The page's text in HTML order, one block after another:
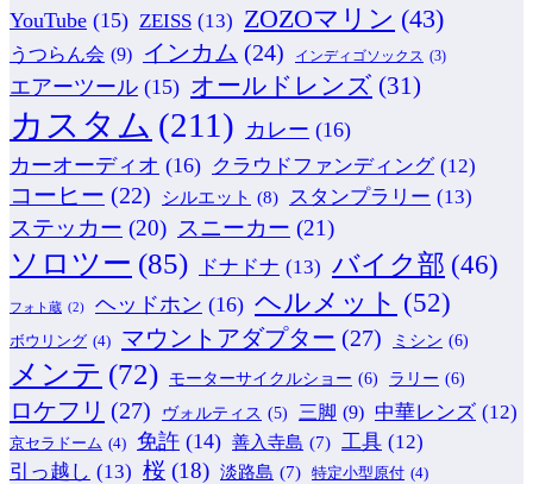
YouTube (15) ZEISS (13) ZOZOマリン (43)
うつらん会 (9) インカム (24) インディゴソックス (3)
エアーツール (15) オールドレンズ (31)
カスタム (211) カレー (16)
カーオーディオ (16) クラウドファンディング (12)
コーヒー (22) シルエット (8) スタンプラリー (13)
ステッカー (20) スニーカー (21)
ソロツー (85) ドナドナ (13) バイク部 (46)
フォト蔵 (2) ヘッドホン (16) ヘルメット (52)
ボウリング (4) マウントアダプター (27) ミシン (6)
メンテ (72) モーターサイクルショー (6) ラリー (6)
ロケフリ (27) ヴォルティス (5) 三脚 (9) 中華レンズ (12)
京セラドーム (4) 免許 (14) 善入寺島 (7) 工具 (12)
引っ越し (13) 桜 (18) 淡路島 (7) 特定小型原付 (4)